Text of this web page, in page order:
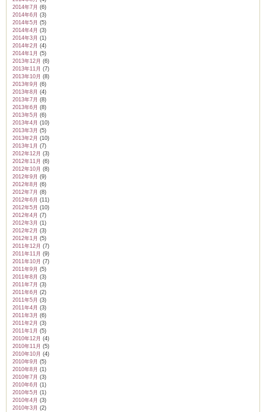
2014年7月 (6)
2014年6月 (3)
2014年5月 (5)
2014年4月 (3)
2014年3月 (1)
2014年2月 (4)
2014年1月 (5)
2013年12月 (6)
2013年11月 (7)
2013年10月 (8)
2013年9月 (6)
2013年8月 (4)
2013年7月 (8)
2013年6月 (8)
2013年5月 (6)
2013年4月 (10)
2013年3月 (5)
2013年2月 (10)
2013年1月 (7)
2012年12月 (3)
2012年11月 (6)
2012年10月 (8)
2012年9月 (9)
2012年8月 (6)
2012年7月 (8)
2012年6月 (11)
2012年5月 (10)
2012年4月 (7)
2012年3月 (1)
2012年2月 (3)
2012年1月 (5)
2011年12月 (7)
2011年11月 (9)
2011年10月 (7)
2011年9月 (5)
2011年8月 (3)
2011年7月 (3)
2011年6月 (2)
2011年5月 (3)
2011年4月 (3)
2011年3月 (6)
2011年2月 (3)
2011年1月 (5)
2010年12月 (4)
2010年11月 (5)
2010年10月 (4)
2010年9月 (5)
2010年8月 (1)
2010年7月 (3)
2010年6月 (1)
2010年5月 (1)
2010年4月 (3)
2010年3月 (2)